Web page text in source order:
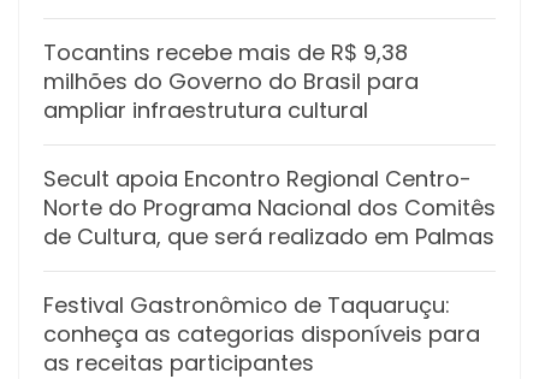
Tocantins recebe mais de R$ 9,38
milhões do Governo do Brasil para
ampliar infraestrutura cultural
Secult apoia Encontro Regional Centro-
Norte do Programa Nacional dos Comitês
de Cultura, que será realizado em Palmas
Festival Gastronômico de Taquaruçu:
conheça as categorias disponíveis para
as receitas participantes